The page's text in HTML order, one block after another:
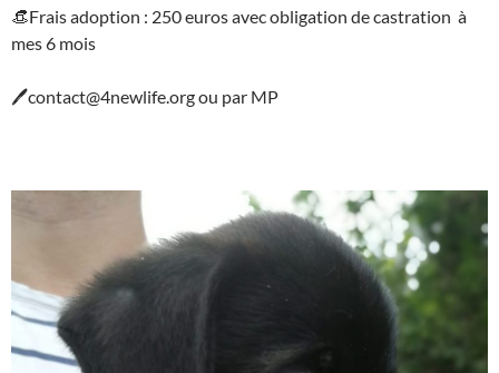
👒Frais adoption : 250 euros avec obligation de castration à
mes 6 mois
🖊contact@4newlife.org ou par MP